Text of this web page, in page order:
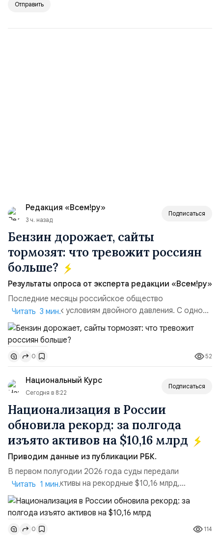
Отправить
Редакция «Всем!ру»
3 ч. назад
Подписаться
Бензин дорожает, сайты
тормозят: что тревожит россиян
больше?
Результаты опроса от эксперта редакции «Всем!ру»
Последние месяцы российское общество
адаптируется к условиям двойного давления. С одной
стороны, происходит рост цен на товары первой
необходимости, инфляция и локальные сбои в
поставках бензина. А с другой – технологическая
турбулентность: перебои в работе интернета,
блокировки сайтов, необходимость осваивать VPN и
российские платформы.Что из этого бье...
Читать 3 мин.
0 52
Национальный Курс
Сегодня в 8:22
Подписаться
Национализация в России
обновила рекорд: за полгода
изъято активов на $10,16 млрд
Приводим данные из публикации РБК.
В первом полугодии 2026 года суды передали
государству активы на рекордные $10,16 млрд,
подсчитали аналитики AK&M. Это в 2,5 раза больше,
чем за аналогичный период 2025 года ($3,95 млрд).
Всего зафиксировано 15 национализационных
транзакций, которые обеспечили 42,2% денежного
Читать 1 мин.
0 114